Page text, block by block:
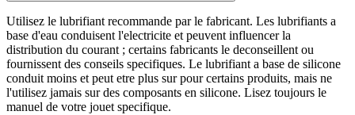
Utilisez le lubrifiant recommande par le fabricant. Les lubrifiants a
base d'eau conduisent l'electricite et peuvent influencer la
distribution du courant ; certains fabricants le deconseillent ou
fournissent des conseils specifiques. Le lubrifiant a base de silicone
conduit moins et peut etre plus sur pour certains produits, mais ne
l'utilisez jamais sur des composants en silicone. Lisez toujours le
manuel de votre jouet specifique.